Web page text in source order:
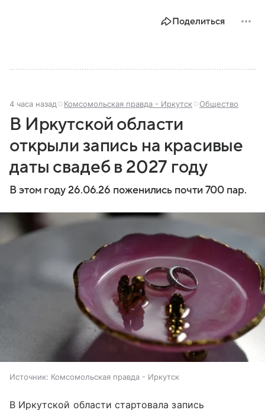
Поделиться
4 часа назад Комсомольская правда - Иркутск Общество
В Иркутской области
открыли запись на красивые
даты свадеб в 2027 году
В этом году 26.06.26 поженились почти 700 пар.
Источник: Комсомольская правда - Иркутск
В Иркутской области стартовала запись